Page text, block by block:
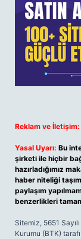
Reklam ve İletişim:
Yasal Uyarı: Bu
şirketi ile hiçbir
hazırladığımız
haber niteliği
paylaşım
benzerlikleri
Sitemiz, 5651
Kurumu (BTK)